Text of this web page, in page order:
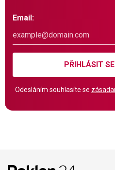
Email:
PŘIHLÁSIT
Odesláním souhlasíte se